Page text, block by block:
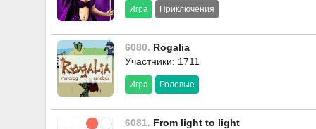
Игра Приключения
6080. Rogalia
Участники: 1711
Игра Ролевые
6081. From light to light